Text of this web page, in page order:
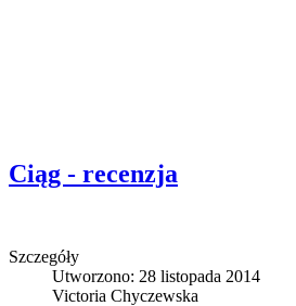
Ciąg - recenzja
Szczegóły
Utworzono: 28 listopada 2014
Victoria Chyczewska